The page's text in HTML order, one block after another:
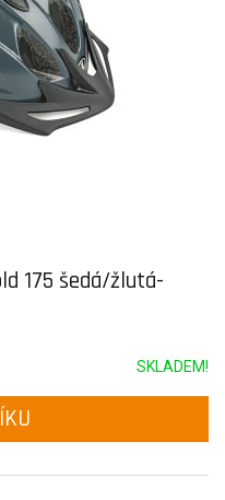
175 šedá/žlutá-
SKLADEM!